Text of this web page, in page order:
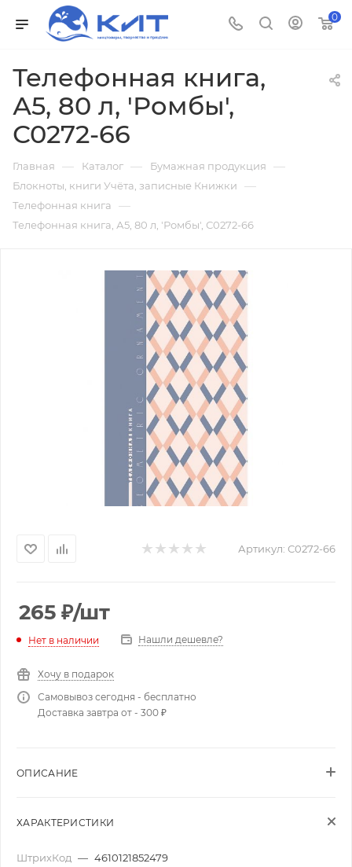
0
Телефонная книга,
А5, 80 л, 'Ромбы',
С0272-66
Главная — Каталог — Бумажная продукция —
Блокноты, книги Учёта, записные Книжки —
Телефонная книга —
Телефонная книга, А5, 80 л, 'Ромбы', С0272-66
Артикул: С0272-66
265 ₽/шт
Нет в наличии Нашли дешевле?
Хочу в подарок
Самовывоз сегодня - бесплатно
Доставка завтра от - 300 ₽
ОПИСАНИЕ
ХАРАКТЕРИСТИКИ
ШтрихКод — 4610121852479